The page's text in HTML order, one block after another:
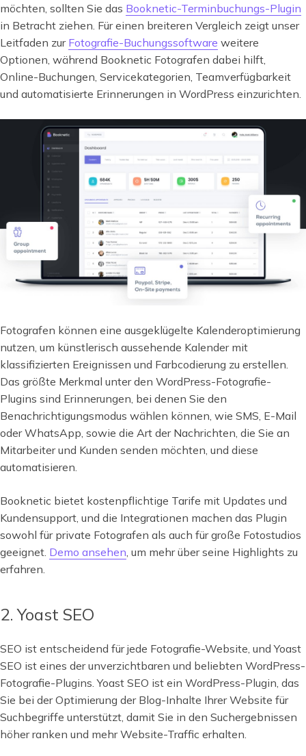
möchten, sollten Sie das Booknetic-Terminbuchungs-Plugin
in Betracht ziehen. Für einen breiteren Vergleich zeigt unser
Leitfaden zur Fotografie-Buchungssoftware weitere
Optionen, während Booknetic Fotografen dabei hilft,
Online-Buchungen, Servicekategorien, Teamverfügbarkeit
und automatisierte Erinnerungen in WordPress einzurichten.
Fotografen können eine ausgeklügelte Kalenderoptimierung
nutzen, um künstlerisch aussehende Kalender mit
klassifizierten Ereignissen und Farbcodierung zu erstellen.
Das größte Merkmal unter den WordPress-Fotografie-
Plugins sind Erinnerungen, bei denen Sie den
Benachrichtigungsmodus wählen können, wie SMS, E-Mail
oder WhatsApp, sowie die Art der Nachrichten, die Sie an
Mitarbeiter und Kunden senden möchten, und diese
automatisieren.
Booknetic bietet kostenpflichtige Tarife mit Updates und
Kundensupport, und die Integrationen machen das Plugin
sowohl für private Fotografen als auch für große Fotostudios
geeignet. Demo ansehen , um mehr über seine Highlights zu
erfahren.
2. Yoast SEO
SEO ist entscheidend für jede Fotografie-Website, und Yoast
SEO ist eines der unverzichtbaren und beliebten WordPress-
Fotografie-Plugins. Yoast SEO ist ein WordPress-Plugin, das
Sie bei der Optimierung der Blog-Inhalte Ihrer Website für
Suchbegriffe unterstützt, damit Sie in den Suchergebnissen
höher ranken und mehr Website-Traffic erhalten.